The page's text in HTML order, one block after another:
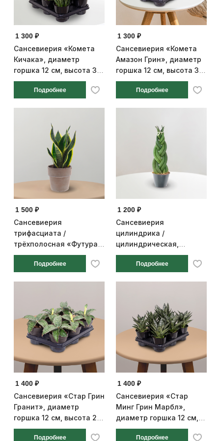
1 300 ₽
Сансевиерия «Комета
Кичака», диаметр
горшка 12 см, высота 35
см
Подробнее
1 300 ₽
Сансевиерия «Комета
Амазон Грин», диаметр
горшка 12 см, высота 32
см
Подробнее
1 500 ₽
Сансевиерия
трифасциата /
трёхполосная «Футура
Суперба», в
терракотовом кашпо,
Подробнее
1 200 ₽
Сансевиерия
цилиндрика /
цилиндрическая,
косичка, диаметр
горшка 8,5 см, высота 30
Подробнее
1 400 ₽
Сансевиерия «Стар Грин
Гранит», диаметр
горшка 12 см, высота 25
см
Подробнее
1 400 ₽
Сансевиерия «Стар
Минг Грин Марбл»,
диаметр горшка 12 см,
высота 22 см
Подробнее